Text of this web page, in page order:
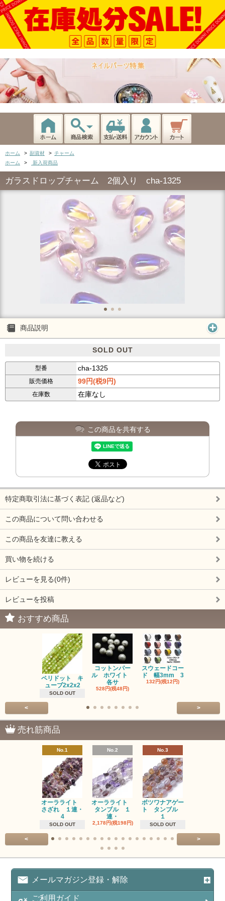
ホーム > 副資材 > チャーム
ホーム
> 新入荷商品
ガラスドロップチャーム 2個入り cha-1325
商品説明
SOLD OUT
型番 cha-1325
販売価格 99円(税9円)
在庫数 在庫なし
この商品を共有する
特定商取引法に基づく表記 (返品など)
この商品について問い合わせる
この商品を友達に教える
買い物を続ける
レビューを見る(0件)
レビューを投稿
おすすめ商品
ペリドット キ
ューブ2x2x2
SOLD OUT
コットンパー
ル ホワイト
各サ
528円(税48円)
スウェードコー
ド 幅3mm 3
132円(税12円)
< >
売れ筋商品
No.1
オーラライト
さざれ １連・
4
SOLD OUT
No.2
オーラライト
タンブル １
連・
2,178円(税198円)
No.3
ボツワナアゲー
ト タンブル
１
SOLD OUT
< >
メールマガジン登録・解除
ご利用ガイド